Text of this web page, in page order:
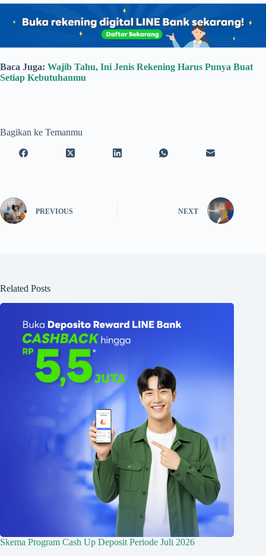
Baca Juga: Wajib Tahu, Ini Jenis Rekening Harus Punya Buat
Setiap Kebutuhanmu
Bagikan ke Temanmu
PREVIOUS NEXT
Related Posts
Skema Program Cash Up Deposit Periode Juli 2026